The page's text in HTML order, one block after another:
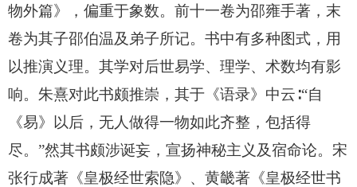
物外篇》，偏重于象数。前十一卷为邵雍手著，末
卷为其子邵伯温及弟子所记。书中有多种图式，用
以推演义理。其学对后世易学、理学、术数均有影
响。朱熹对此书颇推崇，其于《语录》中云∶“自
《易》以后，无人做得一物如此齐整，包括得
尽。”然其书颇涉诞妄，宣扬神秘主义及宿命论。宋
张行成著《皇极经世索隐》、黄畿著《皇极经世书